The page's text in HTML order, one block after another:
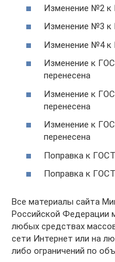
Изменение №2 к
Изменение №3 к
Изменение №4 к
Изменение к
перенесена
Изменение к
перенесена
Изменение к
перенесена
Поправка к
Поправка к
Все материалы сайта
Российской Федерации
любых средствах
сети Интернет или на
либо ограничений по